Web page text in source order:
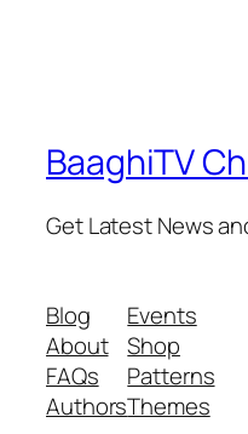
BaaghiTV
Get Latest News
Blog
About
FAQs
Authors
Events
Shop
Patterns
Themes